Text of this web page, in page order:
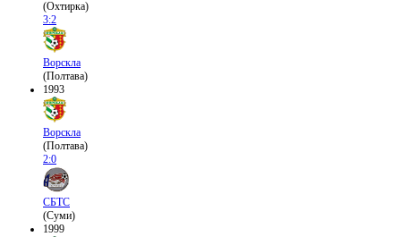
(Охтирка)
3:2
Ворскла
(Полтава)
1993
Ворскла
(Полтава)
2:0
СБТС
(Суми)
1999